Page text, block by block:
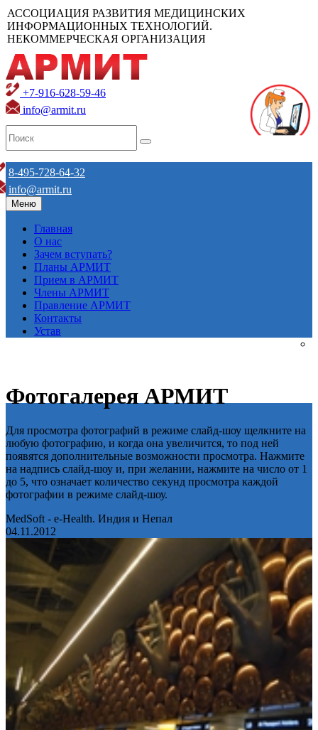
АССОЦИАЦИЯ РАЗВИТИЯ МЕДИЦИНСКИХ
ИНФОРМАЦИОННЫХ ТЕХНОЛОГИЙ.
НЕКОММЕРЧЕСКАЯ ОРГАНИЗАЦИЯ
+7-916-628-59-46
info@armit.ru
8-495-728-64-32
info@armit.ru
Меню
Главная
О нас
Зачем вступать?
Планы АРМИТ
Прием в АРМИТ
Члены АРМИТ
Правление АРМИТ
Контакты
Устав
Фотогалерея АРМИТ
Для просмотра фотографий в режиме слайд-шоу щелкните на
любую фотографию, и когда она увеличится, то под ней
появятся дополнительные возможности просмотра. Нажмите
на надпись слайд-шоу и, при желании, нажмите на число от 1
до 5, что означает количество секунд просмотра каждой
фотографии в режиме слайд-шоу.
MedSoft - e-Health. Индия и Непал
04.11.2012